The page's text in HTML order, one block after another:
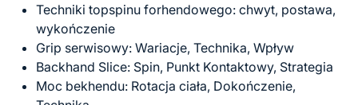
Techniki topspinu forhendowego: chwyt, postawa,
wykończenie
Grip serwisowy: Wariacje, Technika, Wpływ
Backhand Slice: Spin, Punkt Kontaktowy, Strategia
Moc bekhendu: Rotacja ciała, Dokończenie,